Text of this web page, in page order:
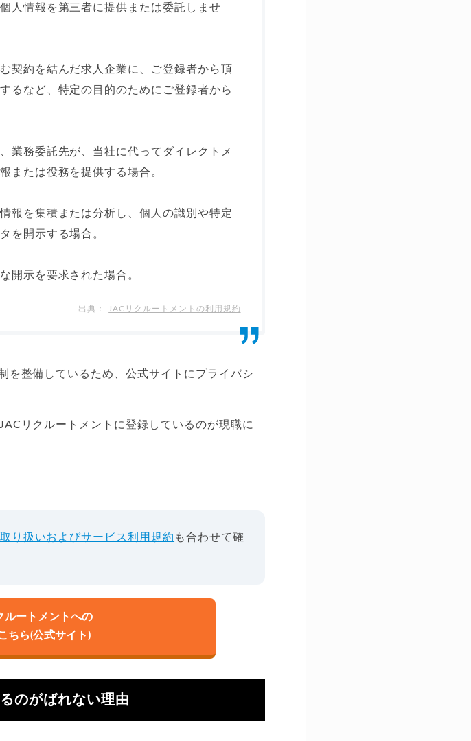
人情報を第三者に提供または委託しませ
契約を結んだ求人企業に、ご登録者から頂
るなど、特定の目的のためにご登録者から
業務委託先が、当社に代ってダイレクトメ
または役務を提供する場合。
報を集積または分析し、個人の識別や特定
を開示する場合。
開示を要求された場合。
JACリクルートメントの利用規約
を整備しているため、公式サイトにプライバシ
リクルートメントに登録しているのが現職に
り扱いおよびサービス利用規約 も合わせて確
ルートメントへの
ちら(公式サイト)
のがばれない理由